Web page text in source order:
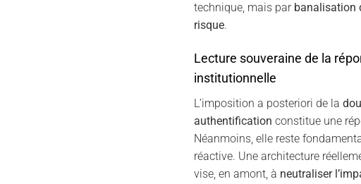
technique, mais par banalisation
risque.
Lecture souveraine de la
institutionnelle
L’imposition a posteriori de la
authentification constitue une
Néanmoins, elle reste
réactive. Une architecture
vise, en amont, à neutraliser